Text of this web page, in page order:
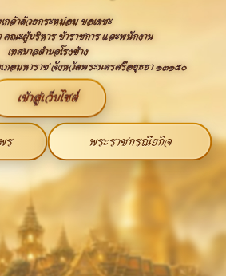
กล้าด้วยกระหม่อม ขอเดชะ
คณะผู้บริหาร ข้าราชการ และพนักงาน
เทศบาลตำบลโรงช้าง
เภอมหาราช จังหวัดพระนครศรีอยุธยา ๑๓๑๕๐
เข้าสู่เว็บไซต์
ร พระราชกรณียกิจ